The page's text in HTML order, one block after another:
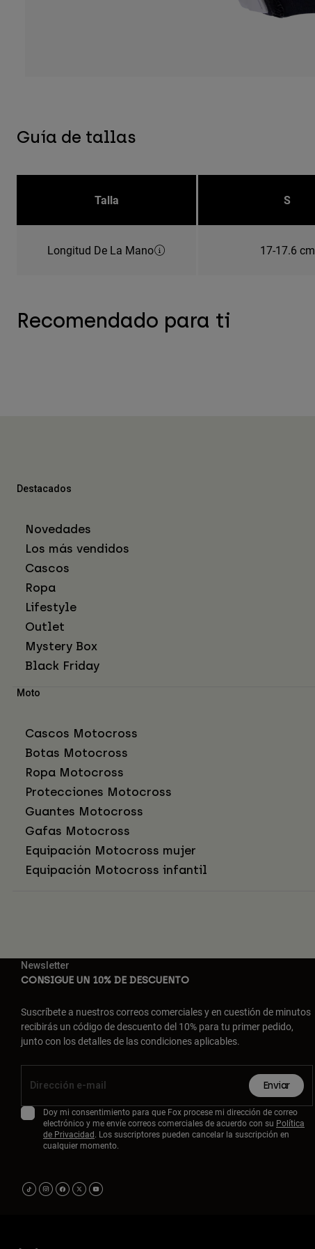
Guía de tallas
Talla S
Longitud De La Mano 17-17.6 cm
Recomendado para ti
Destacados
Novedades
Los más vendidos
Cascos
Ropa
Lifestyle
Outlet
Mystery Box
Black Friday
Moto
Cascos Motocross
Botas Motocross
Ropa Motocross
Protecciones Motocross
Guantes Motocross
Gafas Motocross
Equipación Motocross mujer
Equipación Motocross infantil
Newsletter
CONSIGUE UN 10% DE DESCUENTO
Suscríbete a nuestros correos comerciales y en cuestión de minutos
recibirás un código de descuento del 10% para tu primer pedido,
junto con los detalles de las condiciones aplicables.
Enviar
Doy mi consentimiento para que Fox procese mi dirección de correo
electrónico y me envíe correos comerciales de acuerdo con su Política
de Privacidad. Los suscriptores pueden cancelar la suscripción en
cualquier momento.